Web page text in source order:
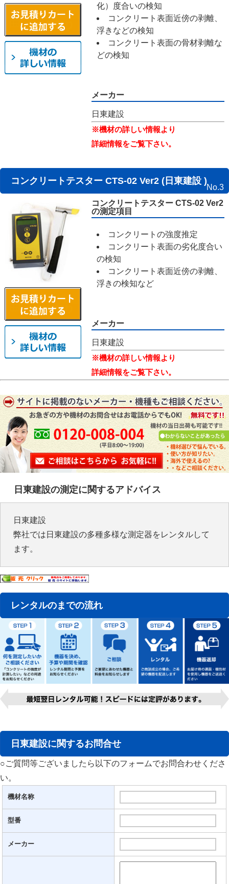
化）度合いの検知
コンクリート表面近傍の剥離、
浮きなどの検知
コンクリート表面の骨材剥離な
どの検知
メーカー
日東建設
※機材の詳しい情報より
詳細情報をご覧下さい。
コンクリートテスター CTS-02 Ver2 (日東建設 )
No.3
コンクリートテスター CTS-02 Ver2
の測定項目
コンクリートの強度推定
コンクリート表面の劣化度合い
の検知
コンクリート表面近傍の剥離、
浮きの検知など
メーカー
日東建設
※機材の詳しい情報より
詳細情報をご覧下さい。
日東建設の測定に関するアドバイス
日東建設
弊社では日東建設の多種多様な測定器をレンタルして
ます。
レンタルのまでの流れ
日東建設に関するお問合せ
○ご質問等ございましたら以下のフォームでお問合わせくださ
い。
機材名称
型番
メーカー